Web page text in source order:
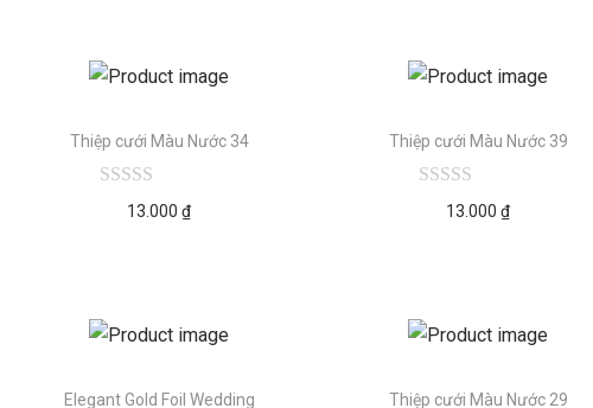
Thiệp cưới Màu Nước 34
13.000₫
Thiệp cưới Màu Nước 39
13.000₫
Elegant Gold Foil Wedding
Thiệp cưới Màu Nước 29